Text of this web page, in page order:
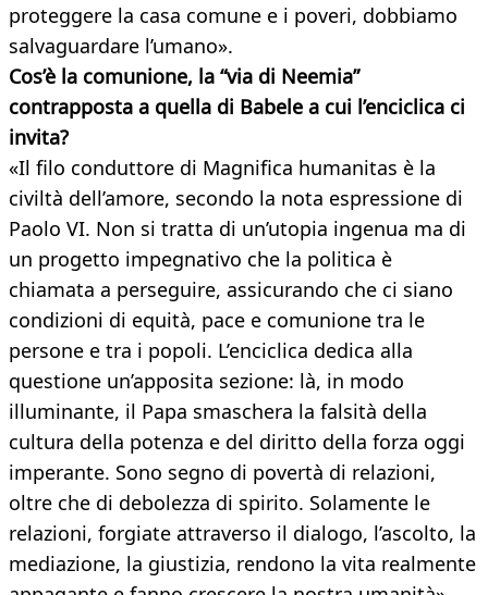
proteggere la casa comune e i poveri, dobbiamo
salvaguardare l’umano».
Cos’è la comunione, la “via di Neemia”
contrapposta a quella di Babele a cui l’enciclica ci
invita?
«Il filo conduttore di Magnifica humanitas è la
civiltà dell’amore, secondo la nota espressione di
Paolo VI. Non si tratta di un’utopia ingenua ma di
un progetto impegnativo che la politica è
chiamata a perseguire, assicurando che ci siano
condizioni di equità, pace e comunione tra le
persone e tra i popoli. L’enciclica dedica alla
questione un’apposita sezione: là, in modo
illuminante, il Papa smaschera la falsità della
cultura della potenza e del diritto della forza oggi
imperante. Sono segno di povertà di relazioni,
oltre che di debolezza di spirito. Solamente le
relazioni, forgiate attraverso il dialogo, l’ascolto, la
mediazione, la giustizia, rendono la vita realmente